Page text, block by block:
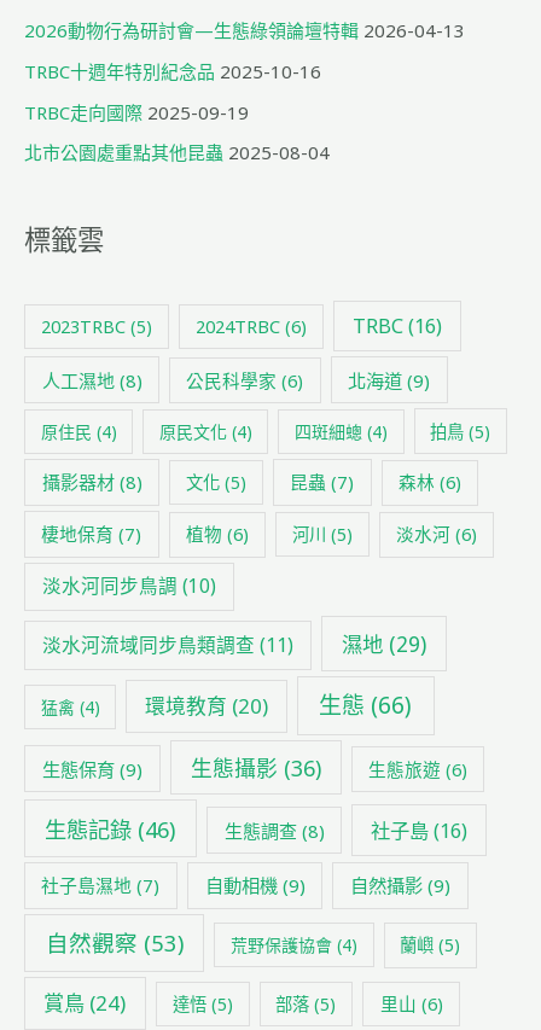
2026動物行為研討會—生態綠領論壇特輯 2026-04-13
TRBC十週年特別紀念品 2025-10-16
TRBC走向國際 2025-09-19
北市公園處重點其他昆蟲 2025-08-04
標籤雲
2023TRBC(5) 2024TRBC (6) TRBC(16)
人工濕地(8) 公民科學家 (6) 北海道 (9)
原住民 (4) 原民文化(4) 四斑細蟌 (4) 拍鳥 (5)
攝影器材(8) 文化 (5) 昆蟲 (7) 森林 (6)
棲地保育 (7) 植物 (6) 河川 (5) 淡水河 (6)
淡水河同步鳥調 (10)
淡水河流域同步鳥類調查 (11) 濕地(29)
猛禽 (4) 環境教育 (20) 生態 (66)
生態保育(9) 生態攝影 (36) 生態旅遊 (6)
生態記錄 (46) 生態調查(8) 社子島(16)
社子島濕地 (7) 自動相機(9) 自然攝影 (9)
自然觀察 (53) 荒野保護協會(4) 蘭嶼 (5)
賞鳥 (24) 達悟(5) 部落 (5) 里山 (6)